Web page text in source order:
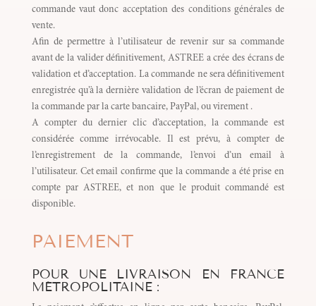
commande vaut donc acceptation des conditions générales de
vente.
Afin de permettre à l’utilisateur de revenir sur sa commande
avant de la valider définitivement, ASTREE a crée des écrans de
validation et d’acceptation. La commande ne sera définitivement
enregistrée qu’à la dernière validation de l’écran de paiement de
la commande par la carte bancaire, PayPal, ou virement .
A compter du dernier clic d’acceptation, la commande est
considérée comme irrévocable. Il est prévu, à compter de
l’enregistrement de la commande, l’envoi d’un email à
l’utilisateur. Cet email confirme que la commande a été prise en
compte par ASTREE, et non que le produit commandé est
disponible.
PAIEMENT
POUR UNE LIVRAISON EN FRANCE
MÉTROPOLITAINE :